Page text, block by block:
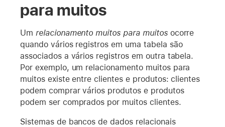
para muitos
Um relacionamento muitos para muitosocorre
quando vários registros em uma tabela são
associados a vários registros em outra tabela.
Por exemplo, um relacionamento muitos para
muitos existe entre clientes e produtos: clientes
podem comprar vários produtos e produtos
podem ser comprados por muitos clientes.
Sistemas de bancos de dados relacionais